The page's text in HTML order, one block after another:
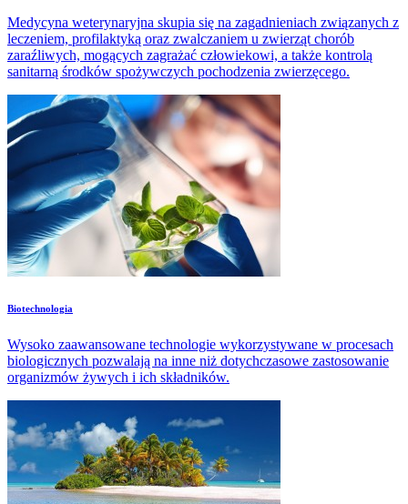
Medycyna weterynaryjna skupia się na zagadnieniach związanych z
leczeniem, profilaktyką oraz zwalczaniem u zwierząt chorób
zaraźliwych, mogących zagrażać człowiekowi, a także kontrolą
sanitarną środków spożywczych pochodzenia zwierzęcego.
Biotechnologia
Wysoko zaawansowane technologie wykorzystywane w procesach
biologicznych pozwalają na inne niż dotychczasowe zastosowanie
organizmów żywych i ich składników.